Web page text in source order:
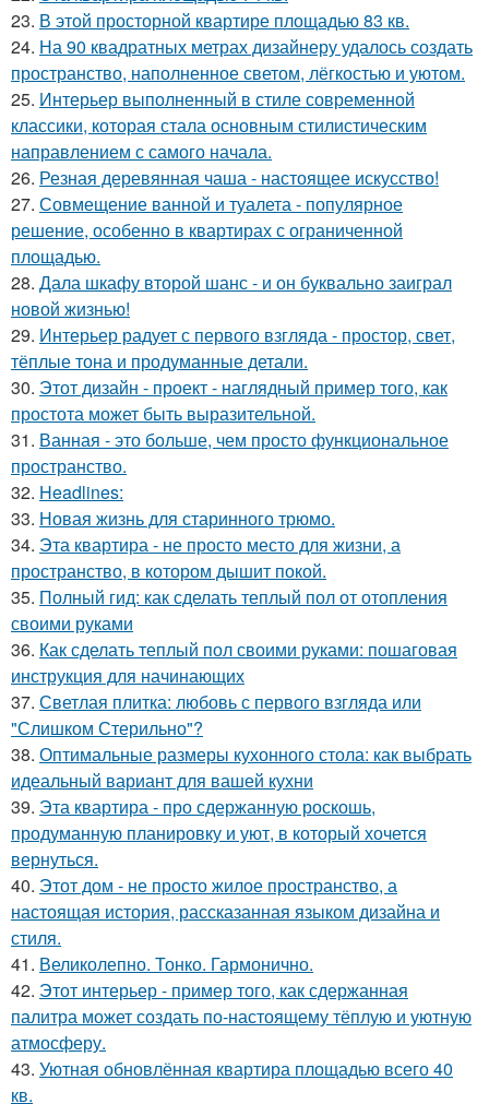
23. В этой просторной квартире площадью 83 кв.
24. На 90 квадратных метрах дизайнеру удалось создать
пространство, наполненное светом, лёгкостью и уютом.
25. Интерьер выполненный в стиле современной
классики, которая стала основным стилистическим
направлением с самого начала.
26. Резная деревянная чаша - настоящее искусство!
27. Совмещение ванной и туалета - популярное
решение, особенно в квартирах с ограниченной
площадью.
28. Дала шкафу второй шанс - и он буквально заиграл
новой жизнью!
29. Интерьер радует с первого взгляда - простор, свет,
тёплые тона и продуманные детали.
30. Этот дизайн - проект - наглядный пример того, как
простота может быть выразительной.
31. Ванная - это больше, чем просто функциональное
пространство.
32. Headlines:
33. Новая жизнь для старинного трюмо.
34. Эта квартира - не просто место для жизни, а
пространство, в котором дышит покой.
35. Полный гид: как сделать теплый пол от отопления
своими руками
36. Как сделать теплый пол своими руками: пошаговая
инструкция для начинающих
37. Светлая плитка: любовь с первого взгляда или
"Слишком Стерильно"?
38. Оптимальные размеры кухонного стола: как выбрать
идеальный вариант для вашей кухни
39. Эта квартира - про сдержанную роскошь,
продуманную планировку и уют, в который хочется
вернуться.
40. Этот дом - не просто жилое пространство, а
настоящая история, рассказанная языком дизайна и
стиля.
41. Великолепно. Тонко. Гармонично.
42. Этот интерьер - пример того, как сдержанная
палитра может создать по-настоящему тёплую и уютную
атмосферу.
43. Уютная обновлённая квартира площадью всего 40
кв.